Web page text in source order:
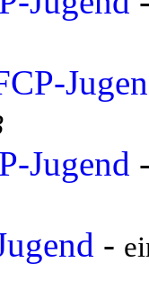
Jugend
-